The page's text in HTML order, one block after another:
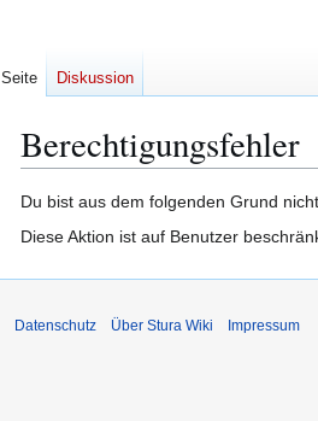
Berechtigungsfehler
Zur
Navigation
Zur
Suche
Du bist aus dem folgenden Grund
Diese Aktion ist auf Benutzer
Seite Diskussion
Datenschutz Über Stura Wiki Impressum